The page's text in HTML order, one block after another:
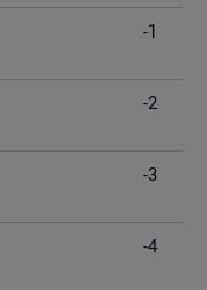
-1
-2
-3
-4